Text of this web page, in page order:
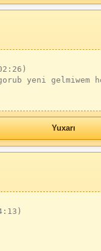
gorub yeni
Yuxarı